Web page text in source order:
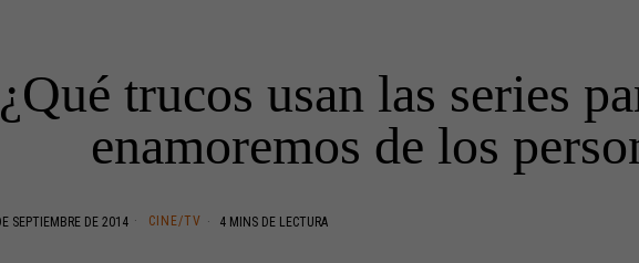
¿Qué trucos usan las series
enamoremos de los
SEPTIEMBRE DE 2014 CINE/TV 4 MINS DE LECTURA